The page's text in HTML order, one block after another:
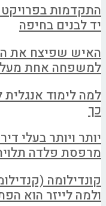
התקדמות
יד לבנים בחיפה
האיש שפיצח את
למשפחה אחת מעל
למה לימוד אנגלית
כך
יותר ויותר בעלי
מרפסת פלדה
קונדילומה
ולמה לייזר הוא